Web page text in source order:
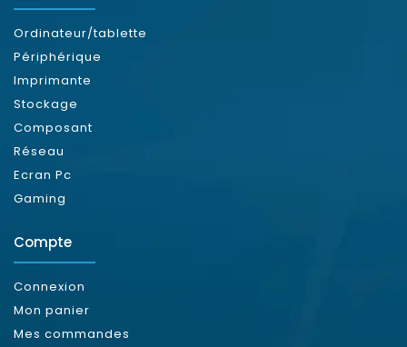
Ordinateur/tablette
Périphérique
Imprimante
Stockage
Composant
Réseau
Ecran Pc
Gaming
Compte
Connexion
Mon panier
Mes commandes